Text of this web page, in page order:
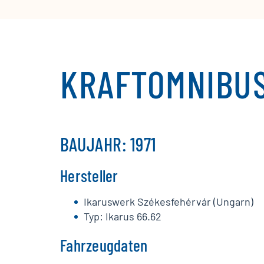
BAUJAHR: 1971
Hersteller
Ikaruswerk Székesfehérvár (Ungarn)
Typ: Ikarus 66.62
Fahrzeugdaten